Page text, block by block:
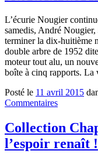
L’écurie Nougier
samedis, André
terminer la dix-huitième
double arbre de 1952
moteur tout alu, un
boîte à cinq rapports.
Posté le 11 avril 2015
Commentaires
Collection
l’espoir renaît !